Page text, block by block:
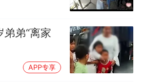
弟“离家
APP专享